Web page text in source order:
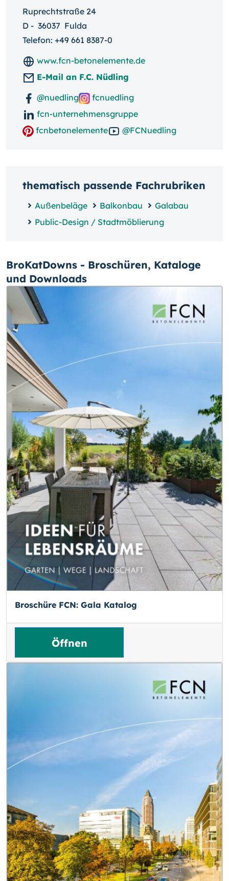
Ruprechtstraße 24
D - 36037 Fulda
Telefon: +49 661 8387-0
www.fcn-betonelemente.de
E-Mail an F.C. Nüdling
@nuedling
fcnuedling
fcn-unternehmensgruppe
fcnbetonelemente
@FCNuedling
thematisch passende Fachrubriken
Außenbeläge Balkonbau
Galabau
Public-Design / Stadtmöblierung
BroKatDowns - Broschüren, Kataloge
und Downloads
Broschüre FCN: Gala Katalog
Öffnen